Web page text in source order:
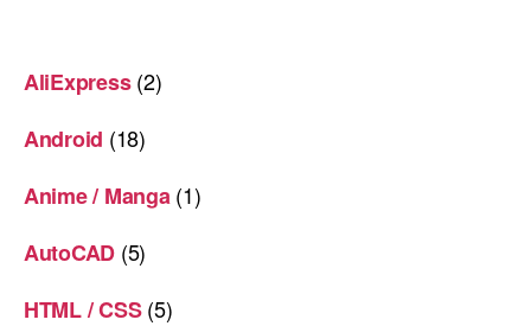
AliExpress(2)
Android (18)
Anime / Manga (1)
AutoCAD (5)
HTML / CSS(5)